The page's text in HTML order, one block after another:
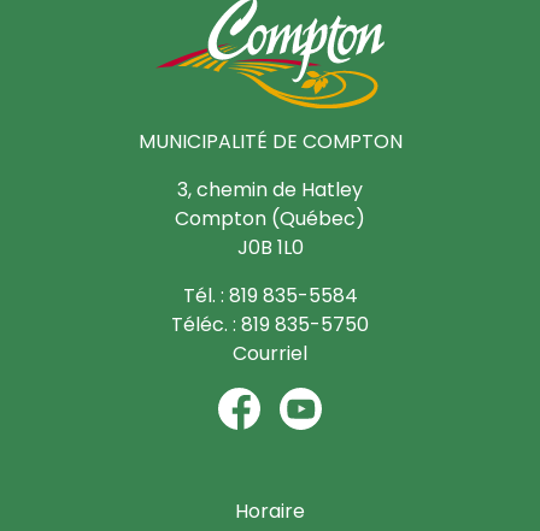
MUNICIPALITÉ DE COMPTON
3, chemin de Hatley
Compton (Québec)
J0B 1L0
Tél. : 819 835-5584
Téléc. : 819 835-5750
Courriel
Horaire